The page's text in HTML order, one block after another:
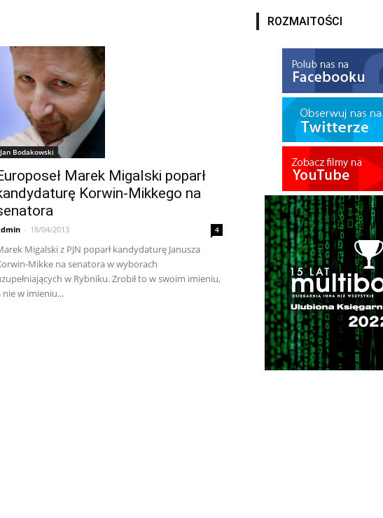
Jan Bodakowski
Marek Migalski poparł
Korwin-Mikkego na
- 18/04/2013 4
Migalski z PJN poparł kandydaturę Janusza
Mikke na senatora w wyborach
w Rybniku. Zrobił to w swoim imieniu,
nie w imieniu...
ROZMAITOŚCI